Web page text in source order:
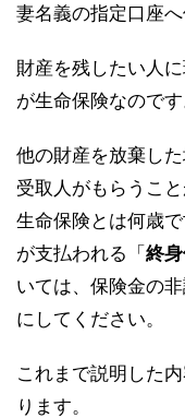
妻名義の指定口座
財産を残したい人
が生命保険なのです
他の財産を放棄し
受取人がもらうこ
生命保険とは何歳
が支払われる「終
いては、保険金の
にしてください。
これまで説明した
ります。